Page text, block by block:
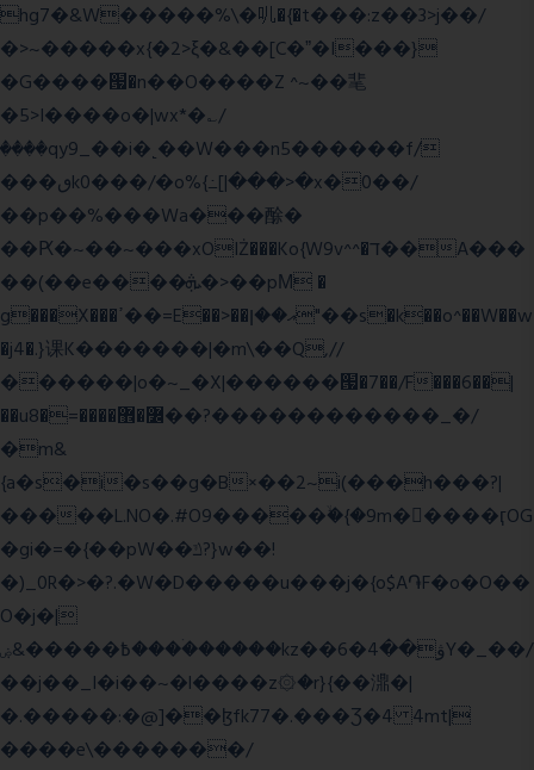
hg7�&W�����%\�䶷�{�t���:z��3>j��/
�>~�����x{�2>ξ�&��[C�ˮ�I���}
�G����՗�n��O����Z ^~��靟
�5>I����o�|wx*�؎/
����qy9_��i�˻��W���n5������f/
���ٯk0���/�o%{߸[|���>�x�0��/
��p��%���Wa���酴�
��Ԗ�~��~���xOIŻ���Ko{W9v^^�ד��A���
��(��e����ܞ�>��pΜ �
g���X���ߴ��=E��>��އ��ן"��s�k��o^��W��w
�j4�.}课K�������|�m\��Q,//
������|o�~_�X|������՗�7��/F���6��|
��u8�=����߼�޾��?������������_�/
�m&
{a�s�i�s��g�B×��2~i(���h���?|
�����L.NO�.#O9�����ۙ�{�9m��ً���ӷOG
�gi�=�{��pW��ݿ?}w��!
�)_0R�>�?.�W�D�����u���j�{o$A֏F�o�O��
O�j�|
߿�����&ۻ����ۛ�����kz��ۋ��4�6Y�_��/
��j��_I�i��~�l����z۞�r}{��濎�|
�.�����:�@]��ɮfk77�.���Ʒ�4 4mt|
����e\�������/